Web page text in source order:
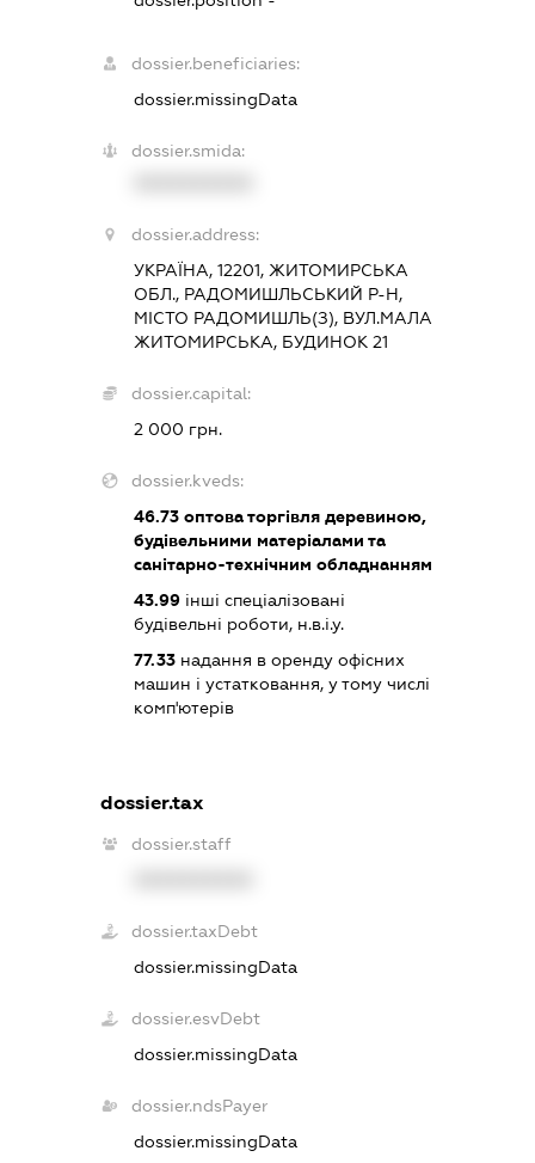
dossier.beneficiaries:
dossier.missingData
dossier.smida:
dossier.address:
УКРАЇНА, 12201, ЖИТОМИРСЬКА
ОБЛ., РАДОМИШЛЬСЬКИЙ Р-Н,
МІСТО РАДОМИШЛЬ(З), ВУЛ.МАЛА
ЖИТОМИРСЬКА, БУДИНОК 21
dossier.capital:
2 000 грн.
dossier.kveds:
46.73 оптова торгівля деревиною,
будівельними матеріалами та
санітарно-технічним обладнанням
43.99 інші спеціалізовані
будівельні роботи, н.в.і.у.
77.33 надання в оренду офісних
машин і устатковання, у тому числі
комп'ютерів
dossier.tax
dossier.staff
dossier.taxDebt
dossier.missingData
dossier.esvDebt
dossier.missingData
dossier.ndsPayer
dossier.missingData